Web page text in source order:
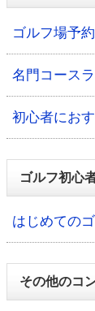
ゴルフ場予
名門コース
初心者にお
ゴルフ初心
はじめての
その他のコ